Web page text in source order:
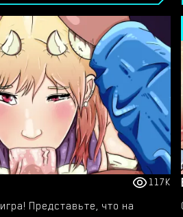
разных условиях.​
117K
Представьте, что на